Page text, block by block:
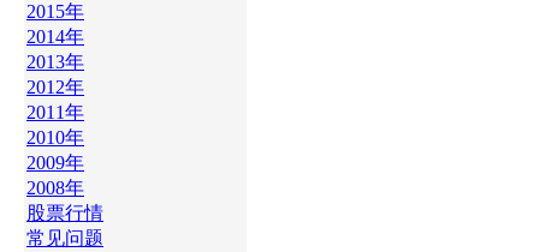
2015年
2014年
2013年
2012年
2011年
2010年
2009年
2008年
股票行情
常见问题